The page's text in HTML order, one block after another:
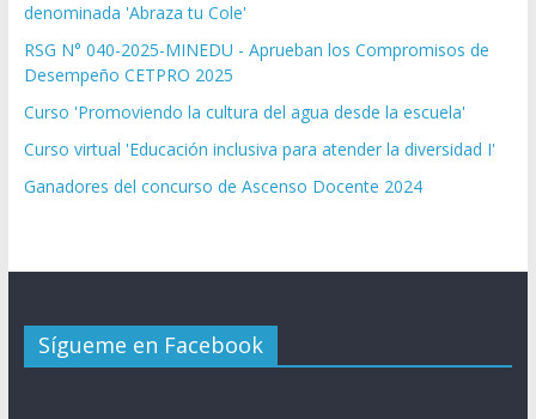
denominada 'Abraza tu Cole'
RSG N° 040-2025-MINEDU - Aprueban los Compromisos de
Desempeño CETPRO 2025
Curso 'Promoviendo la cultura del agua desde la escuela'
Curso virtual 'Educación inclusiva para atender la diversidad I'
Ganadores del concurso de Ascenso Docente 2024
Sígueme en Facebook